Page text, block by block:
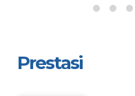
Prestasi